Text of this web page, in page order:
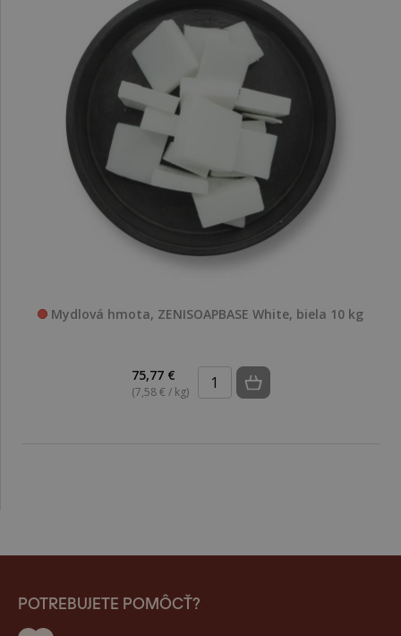
Mydlová hmota, ZENISOAPBASE White, biela 10 kg
75,77 €
(7,58 € / kg)
POTREBUJETE POMÔCŤ?